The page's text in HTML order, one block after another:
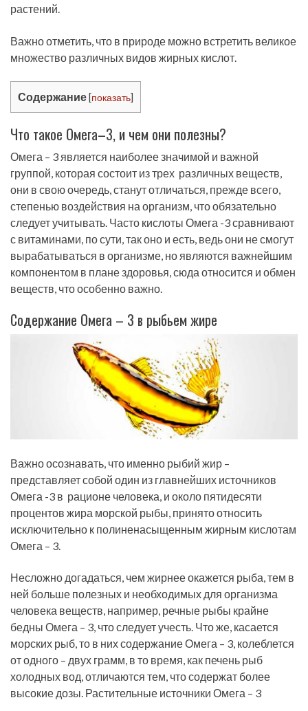
растений.
Важно отметить, что в природе можно встретить великое
множество различных видов жирных кислот.
Содержание [показать]
Что такое Омега–3, и чем они полезны?
Омега – 3 является наиболее значимой и важной
группой, которая состоит из трех различных веществ,
они в свою очередь, станут отличаться, прежде всего,
степенью воздействия на организм, что обязательно
следует учитывать. Часто кислоты Омега -3 сравнивают
с витаминами, по сути, так оно и есть, ведь они не смогут
вырабатываться в организме, но являются важнейшим
компонентом в плане здоровья, сюда относится и обмен
веществ, что особенно важно.
Содержание Омега – 3 в рыбьем жире
Важно осознавать, что именно рыбий жир –
представляет собой один из главнейших источников
Омега -3 в рационе человека, и около пятидесяти
процентов жира морской рыбы, принято относить
исключительно к полиненасыщенным жирным кислотам
Омега – 3.
Несложно догадаться, чем жирнее окажется рыба, тем в
ней больше полезных и необходимых для организма
человека веществ, например, речные рыбы крайне
бедны Омега – 3, что следует учесть. Что же, касается
морских рыб, то в них содержание Омега – 3, колеблется
от одного – двух грамм, в то время, как печень рыб
холодных вод, отличаются тем, что содержат более
высокие дозы. Растительные источники Омега – 3